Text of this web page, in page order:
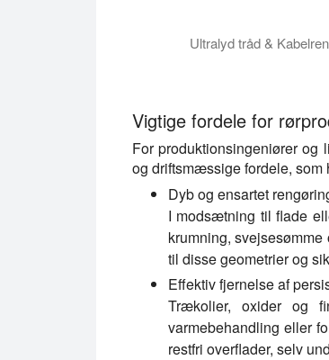
Ultralyd tråd &
Vigtige fordele for
For produktionsingeniører og
og driftsmæssige fordele, som
Dyb og ensartet
I modsætning til flade
krumning,
til disse geometrier og
Effektiv fjernelse af
Trækolier, oxider og
varmebehandling eller
restfri overflader, selv